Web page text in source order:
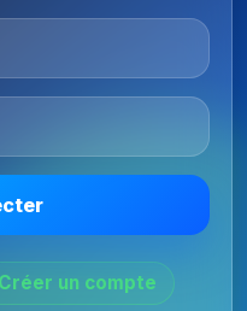
Créer un compte